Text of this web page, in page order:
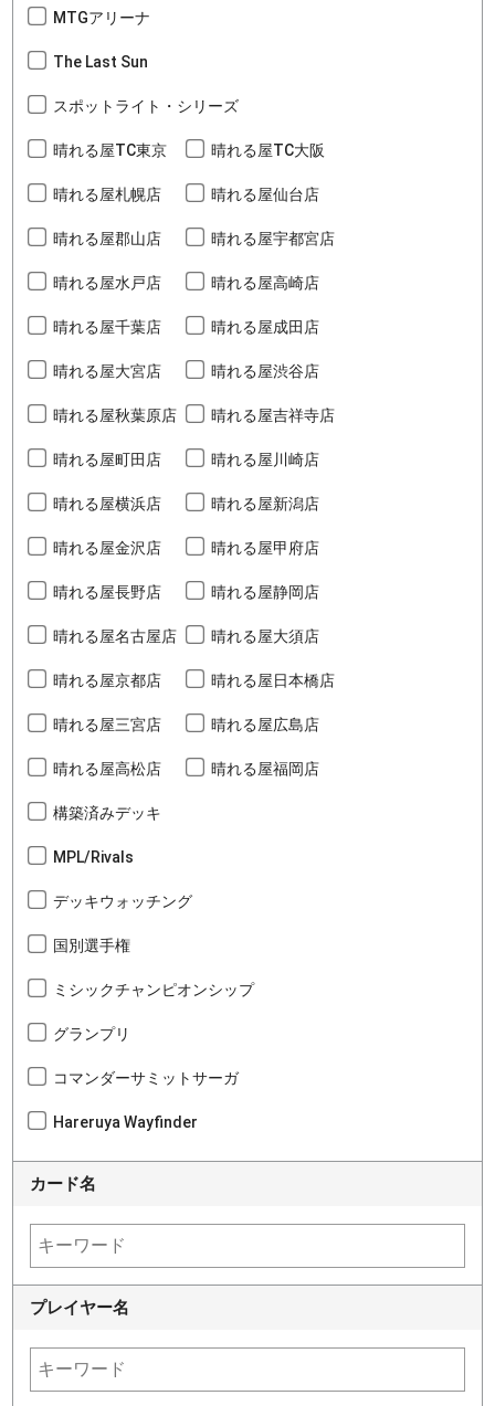
MTGアリーナ
The Last Sun
スポットライト・シリーズ
晴れる屋TC東京 晴れる屋TC大阪
晴れる屋札幌店 晴れる屋仙台店
晴れる屋郡山店 晴れる屋宇都宮店
晴れる屋水戸店 晴れる屋高崎店
晴れる屋千葉店 晴れる屋成田店
晴れる屋大宮店 晴れる屋渋谷店
晴れる屋秋葉原店 晴れる屋吉祥寺店
晴れる屋町田店 晴れる屋川崎店
晴れる屋横浜店 晴れる屋新潟店
晴れる屋金沢店 晴れる屋甲府店
晴れる屋長野店 晴れる屋静岡店
晴れる屋名古屋店 晴れる屋大須店
晴れる屋京都店 晴れる屋日本橋店
晴れる屋三宮店 晴れる屋広島店
晴れる屋高松店 晴れる屋福岡店
構築済みデッキ
MPL/Rivals
デッキウォッチング
国別選手権
ミシックチャンピオンシップ
グランプリ
コマンダーサミットサーガ
Hareruya Wayfinder
カード名
プレイヤー名